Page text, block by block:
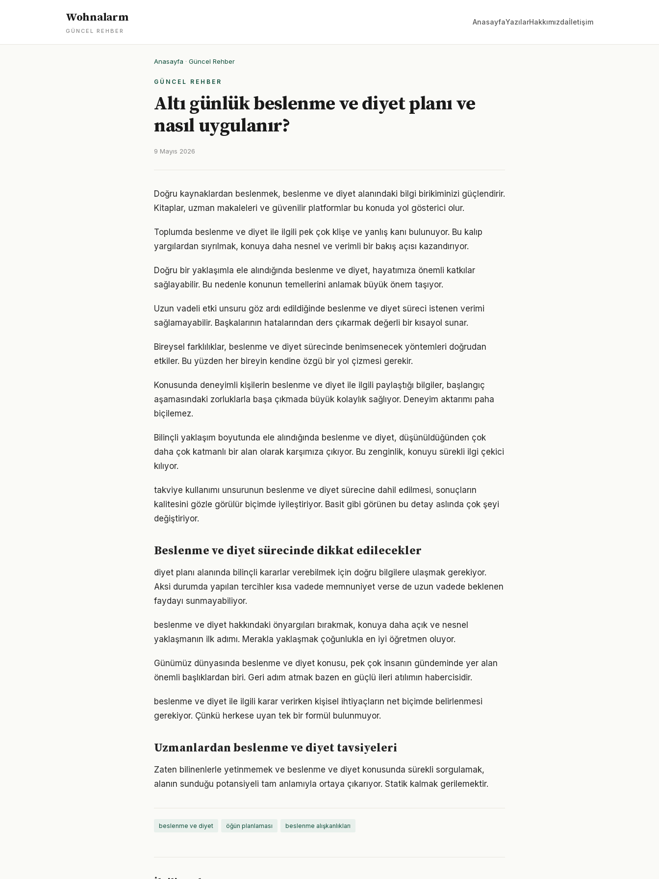
Wohnalarm
GÜNCEL REHBER
AnasayfaYazılarHakkımızdaİletişim
Anasayfa · Güncel Rehber
GÜNCEL REHBER
Altı günlük beslenme ve diyet planı ve
nasıl uygulanır?
9 Mayıs 2026
Doğru kaynaklardan beslenmek, beslenme ve diyet alanındaki bilgi birikiminizi güçlendirir.
Kitaplar, uzman makaleleri ve güvenilir platformlar bu konuda yol gösterici olur.
Toplumda beslenme ve diyet ile ilgili pek çok klişe ve yanlış kanı bulunuyor. Bu kalıp
yargılardan sıyrılmak, konuya daha nesnel ve verimli bir bakış açısı kazandırıyor.
Doğru bir yaklaşımla ele alındığında beslenme ve diyet, hayatımıza önemli katkılar
sağlayabilir. Bu nedenle konunun temellerini anlamak büyük önem taşıyor.
Uzun vadeli etki unsuru göz ardı edildiğinde beslenme ve diyet süreci istenen verimi
sağlamayabilir. Başkalarının hatalarından ders çıkarmak değerli bir kısayol sunar.
Bireysel farklılıklar, beslenme ve diyet sürecinde benimsenecek yöntemleri doğrudan
etkiler. Bu yüzden her bireyin kendine özgü bir yol çizmesi gerekir.
Konusunda deneyimli kişilerin beslenme ve diyet ile ilgili paylaştığı bilgiler, başlangıç
aşamasındaki zorluklarla başa çıkmada büyük kolaylık sağlıyor. Deneyim aktarımı paha
biçilemez.
Bilinçli yaklaşım boyutunda ele alındığında beslenme ve diyet, düşünüldüğünden çok
daha çok katmanlı bir alan olarak karşımıza çıkıyor. Bu zenginlik, konuyu sürekli ilgi çekici
kılıyor.
takviye kullanımı unsurunun beslenme ve diyet sürecine dahil edilmesi, sonuçların
kalitesini gözle görülür biçimde iyileştiriyor. Basit gibi görünen bu detay aslında çok şeyi
değiştiriyor.
Beslenme ve diyet sürecinde dikkat edilecekler
diyet planı alanında bilinçli kararlar verebilmek için doğru bilgilere ulaşmak gerekiyor.
Aksi durumda yapılan tercihler kısa vadede memnuniyet verse de uzun vadede beklenen
faydayı sunmayabiliyor.
beslenme ve diyet hakkındaki önyargıları bırakmak, konuya daha açık ve nesnel
yaklaşmanın ilk adımı. Merakla yaklaşmak çoğunlukla en iyi öğretmen oluyor.
Günümüz dünyasında beslenme ve diyet konusu, pek çok insanın gündeminde yer alan
önemli başlıklardan biri. Geri adım atmak bazen en güçlü ileri atılımın habercisidir.
beslenme ve diyet ile ilgili karar verirken kişisel ihtiyaçların net biçimde belirlenmesi
gerekiyor. Çünkü herkese uyan tek bir formül bulunmuyor.
Uzmanlardan beslenme ve diyet tavsiyeleri
Zaten bilinenlerle yetinmemek ve beslenme ve diyet konusunda sürekli sorgulamak,
alanın sunduğu potansiyeli tam anlamıyla ortaya çıkarıyor. Statik kalmak gerilemektir.
beslenme ve diyet öğün planlaması beslenme alışkanlıkları